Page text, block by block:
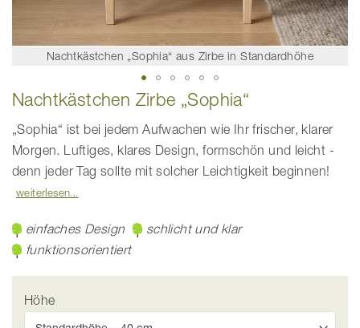
Nachtkästchen „Sophia“ aus Zirbe in Standardhöhe
Zum
Anfang
Bildgalerie
springen
Nachtkästchen Zirbe „Sophia“
„Sophia“ ist bei jedem Aufwachen wie Ihr frischer, klarer
Morgen. Luftiges, klares Design, formschön und leicht -
denn jeder Tag sollte mit solcher Leichtigkeit beginnen!
weiterlesen
einfaches Design
schlicht und klar
funktionsorientiert
Höhe